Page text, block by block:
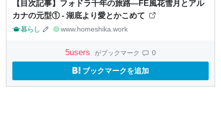
【目次記事】フォドラ千年の旅路―FE風花雪月とアル
カナの元型① - 湖底より愛とかこめて
暮らし www.homeshika.work
5users がブックマーク 0
ブックマークを追加